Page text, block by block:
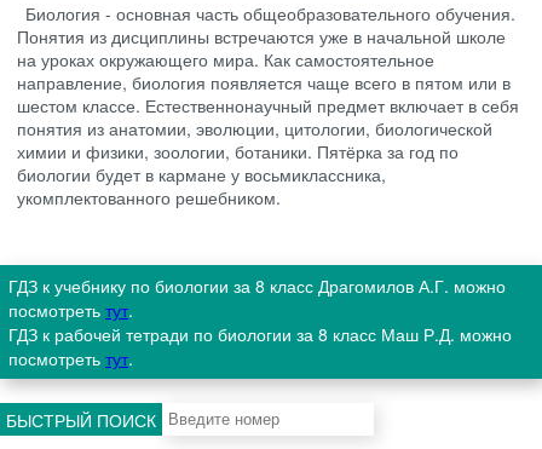
Биология - основная часть общеобразовательного обучения.
Понятия из дисциплины встречаются уже в начальной школе
на уроках окружающего мира. Как самостоятельное
направление, биология появляется чаще всего в пятом или в
шестом классе. Естественнонаучный предмет включает в себя
понятия из анатомии, эволюции, цитологии, биологической
химии и физики, зоологии, ботаники. Пятёрка за год по
биологии будет в кармане у восьмиклассника,
укомплектованного решебником.
ГДЗ к учебнику по биологии за 8 класс Драгомилов А.Г. можно
посмотреть тут.
ГДЗ к рабочей тетради по биологии за 8 класс Маш Р.Д. можно
посмотреть тут.
БЫСТРЫЙ ПОИСК